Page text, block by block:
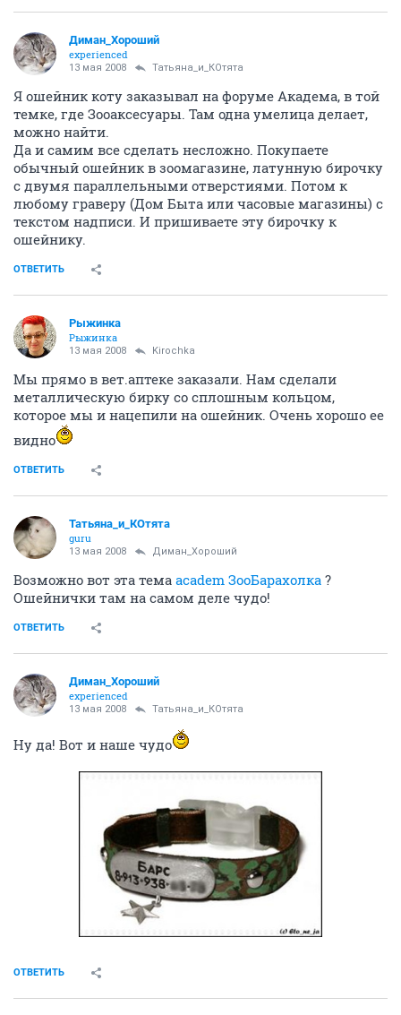
Диман_Хороший
experienced
13 мая 2008 Татьяна_и_КОтята
Я ошейник коту заказывал на форуме Академа, в той
темке, где Зооаксесуары. Там одна умелица делает,
можно найти.
Да и самим все сделать несложно. Покупаете
обычный ошейник в зоомагазине, латунную бирочку
с двумя параллельными отверстиями. Потом к
любому граверу (Дом Быта или часовые магазины) с
текстом надписи. И пришиваете эту бирочку к
ошейнику.
ОТВЕТИТЬ
Рыжинка
Рыжинка
13 мая 2008 Kirochka
Мы прямо в вет.аптеке заказали. Нам сделали
металлическую бирку со сплошным кольцом,
которое мы и нацепили на ошейник. Очень хорошо ее
видно
ОТВЕТИТЬ
Татьяна_и_КОтята
guru
13 мая 2008 Диман_Хороший
Возможно вот эта тема academ ЗооБарахолка ?
Ошейнички там на самом деле чудо!
ОТВЕТИТЬ
Диман_Хороший
experienced
13 мая 2008 Татьяна_и_КОтята
Ну да! Вот и наше чудо
ОТВЕТИТЬ